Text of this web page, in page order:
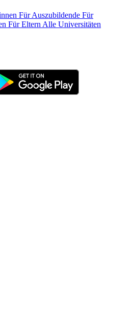
Für Auszubildende Für
Für Eltern Alle Universitäten